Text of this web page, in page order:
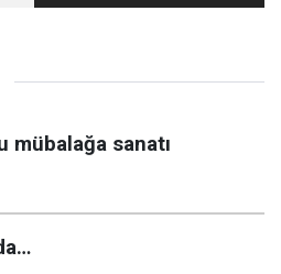
kalbi Didim’de lezzet
mübalağa sanatı